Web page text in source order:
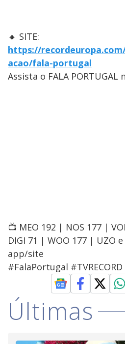
🔸 SITE:
https://
acao/fala-portugal
Assista o FALA PORTUGAL
📺 MEO 192 | NOS 177 |
DIGI 71 | WOO 177 | UZO
app/site
#FalaPortugal
Últimas